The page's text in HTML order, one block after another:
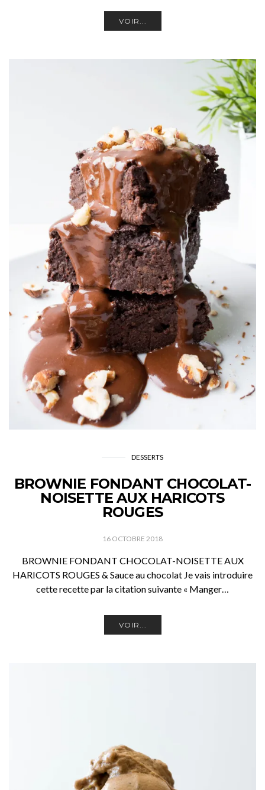
VOIR...
DESSERTS
BROWNIE FONDANT CHOCOLAT-
NOISETTE AUX HARICOTS
ROUGES
16 OCTOBRE 2018
BROWNIE FONDANT CHOCOLAT-NOISETTE AUX
HARICOTS ROUGES & Sauce au chocolat Je vais introduire
cette recette par la citation suivante « Manger…
VOIR...